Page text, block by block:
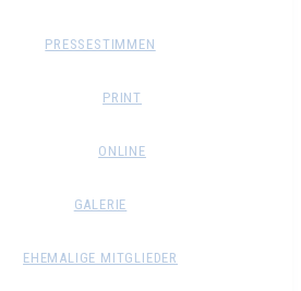
PRESSESTIMMEN
PRINT
ONLINE
GALERIE
EHEMALIGE MITGLIEDER